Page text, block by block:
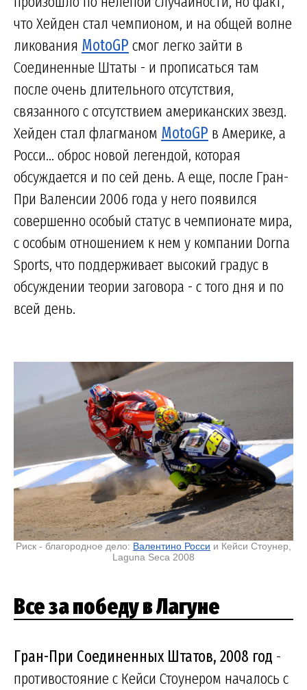
что Хейден стал чемпионом, и на общей волне
ликования MotoGP смог легко зайти в
Соединенные Штаты - и прописаться там
после очень длительного отсутствия,
связанного с отсутствием американских звезд.
Хейден стал флагманом MotoGP в Америке, а
Росси... оброс новой легендой, которая
обсуждается и по сей день. А еще, после Гран-
При Валенсии 2006 года у него появился
совершенно особый статус в чемпионате мира,
с особым отношением к нем у компании Dorna
Sports, что поддерживает высокий градус в
обсуждении теории заговора - с того дня и по
всей день.
Риск - благородное дело: Валентино Росси и Кейси Стоунер,
Laguna Seca 2008
Все за победу в Лагуне
Гран-При Соединенных Штатов, 2008 год -
противостояние с Кейси Стоунером началось с